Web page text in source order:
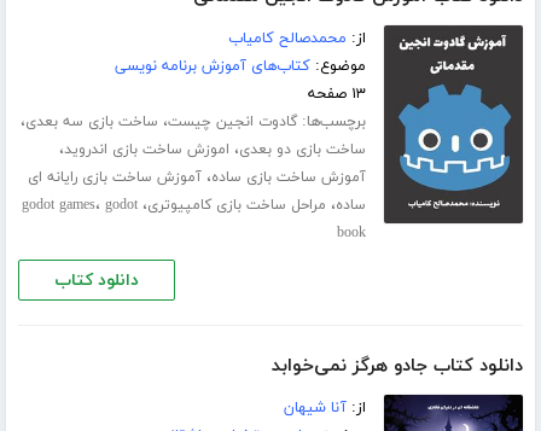
از: محمدصالح کامیاب
موضوع:کتاب‌های آموزش برنامه نویسی
۱۳ صفحه
برچسب‌ها:گادوت انجین چیست، ساخت بازی سه بعدی،
ساخت بازی دو بعدی، اموزش ساخت بازی اندروید،
آموزش ساخت بازی ساده،آموزش ساخت بازی رایانه ای
ساده، مراحل ساخت بازی کامپیوتری، godot games، godot
book
دانلود کتاب
دانلود کتاب جادو هرگز نمی‌خوابد
از:آنا شیهان